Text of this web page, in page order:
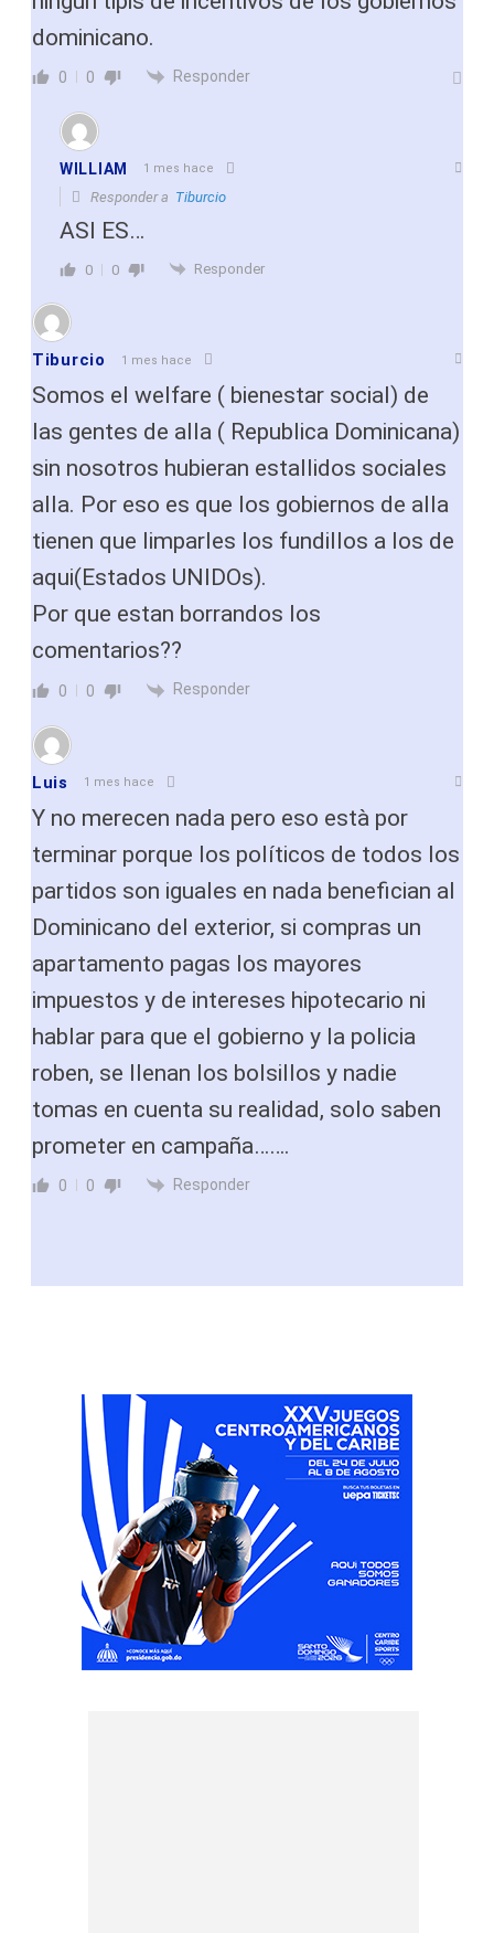
dominicano.
0 0 Responder
WILLIAM 1 mes hace
Responder a Tiburcio
ASI ES…
0 0 Responder
Tiburcio 1 mes hace
Somos el welfare ( bienestar social) de
las gentes de alla ( Republica Dominicana)
sin nosotros hubieran estallidos sociales
alla. Por eso es que los gobiernos de alla
tienen que limparles los fundillos a los de
aqui(Estados UNIDOs).
Por que estan borrandos los
comentarios??
0 0 Responder
Luis 1 mes hace
Y no merecen nada pero eso està por
terminar porque los políticos de todos los
partidos son iguales en nada benefician al
Dominicano del exterior, si compras un
apartamento pagas los mayores
impuestos y de intereses hipotecario ni
hablar para que el gobierno y la policia
roben, se llenan los bolsillos y nadie
tomas en cuenta su realidad, solo saben
prometer en campaña…….
0 0 Responder